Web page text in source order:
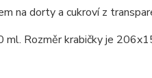
na dorty a cukroví z
ml. Rozměr krabičky je